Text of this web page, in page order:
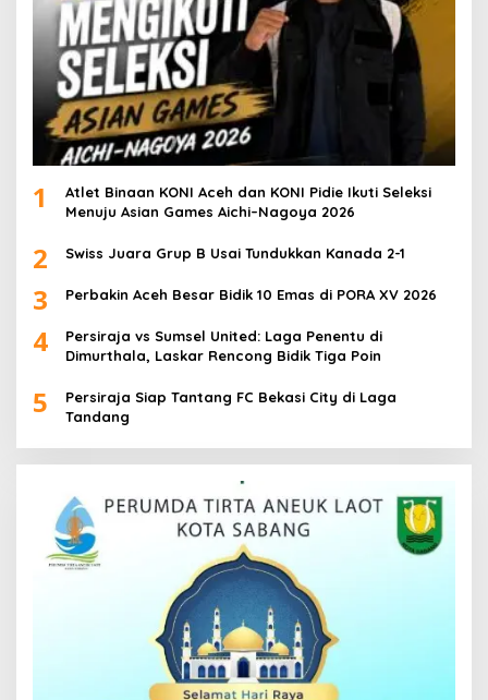
1
Atlet Binaan KONI Aceh dan KONI Pidie Ikuti Seleksi
Menuju Asian Games Aichi–Nagoya 2026
2 Swiss Juara Grup B Usai Tundukkan Kanada 2-1
3 Perbakin Aceh Besar Bidik 10 Emas di PORA XV 2026
4
Persiraja vs Sumsel United: Laga Penentu di
Dimurthala, Laskar Rencong Bidik Tiga Poin
5
Persiraja Siap Tantang FC Bekasi City di Laga
Tandang